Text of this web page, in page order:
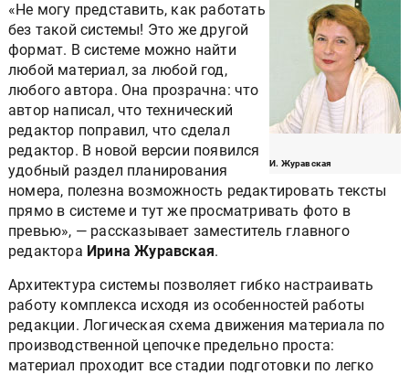
И. Журавская
«Не могу представить, как работать
без такой системы! Это же другой
формат. В системе можно найти
любой материал, за любой год,
любого автора. Она прозрачна: что
автор написал, что технический
редактор поправил, что сделал
редактор. В новой версии появился
удобный раздел планирования
номера, полезна возможность редактировать тексты
прямо в системе и тут же просматривать фото в
превью», — рассказывает заместитель главного
редактора Ирина Журавская.
Архитектура системы позволяет гибко настраивать
работу комплекса исходя из особенностей работы
редакции. Логическая схема движения материала по
производственной цепочке предельно проста:
материал проходит все стадии подготовки по легко